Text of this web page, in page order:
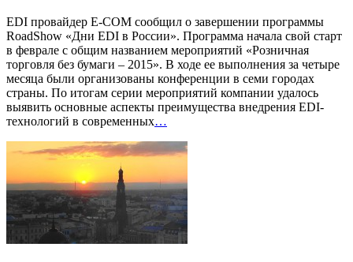
EDI провайдер E-COM сообщил о завершении программы
RoadShow «Дни EDI в России». Программа начала свой старт
в феврале с общим названием мероприятий «Розничная
торговля без бумаги – 2015». В ходе ее выполнения за четыре
месяца были организованы конференции в семи городах
страны. По итогам серии мероприятий компании удалось
выявить основные аспекты преимущества внедрения EDI-
технологий в современных…